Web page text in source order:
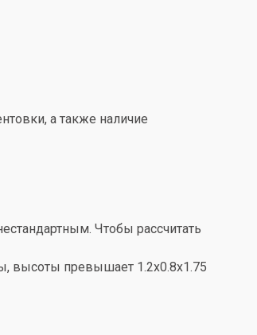
а также наличие
Чтобы рассчитать
высоты превышает 1.2x0.8x1.75